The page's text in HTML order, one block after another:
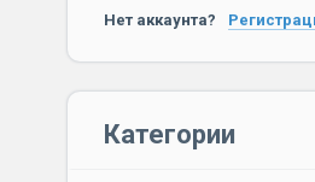
Нет аккаунта?
Категории